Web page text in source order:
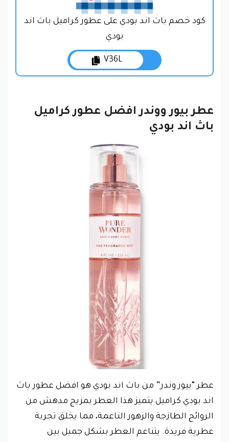
كود خصم باث اند بودي على عطور كراميل باث اند
بودي
V36L
عطر بيور ووندر افضل عطور كراميل
باث اند بودي
عطر “بيور وندر” من باث اند بودي هو افضل عطور باث
اند بودي كراميل يتميز هذا العطر بمزيج مدهش من
الروائح الطازجة والزهور الناعمة، مما يخلق تجربة
عطرية فريدة. يتناغم العطر بشكل جميل بين